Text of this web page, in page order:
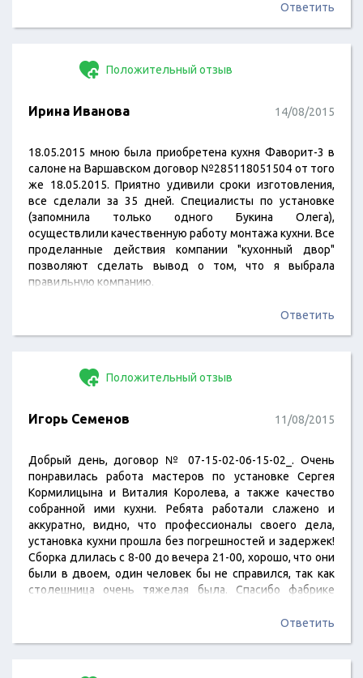
Далее: по цвету фасада - кухня пришла темнее. Но
Ответить
Положительный отзыв
Ирина Иванова 14/08/2015
18.05.2015 мною была приобретена кухня Фаворит-3 в
салоне на Варшавском договор №285118051504 от того
же 18.05.2015. Приятно удивили сроки изготовления,
все сделали за 35 дней. Специалисты по установке
(запомнила только одного Букина Олега),
осуществлили качественную работу монтажа кухни. Все
проделанные действия компании "кухонный двор"
позволяют сделать вывод о том, что я выбрала
правильную компанию.
Ответить
Положительный отзыв
Игорь Семенов 11/08/2015
Добрый день, договор № 07-15-02-06-15-02_. Очень
понравилась работа мастеров по установке Сергея
Кормилицына и Виталия Королева, а также качество
собранной ими кухни. Ребята работали слажено и
аккуратно, видно, что профессионалы своего дела,
установка кухни прошла без погрешностей и задержек!
Сборка длилась с 8-00 до вечера 21-00, хорошо, что они
были в двоем, один человек бы не справился, так как
столешница очень тяжелая была. Спасибо фабрике
Ответить